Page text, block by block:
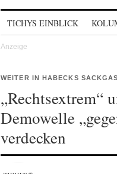
TICHYS EINBLICK
WEITER IN HABECKS
„Rechtsextrem“
Demowelle
verdecken